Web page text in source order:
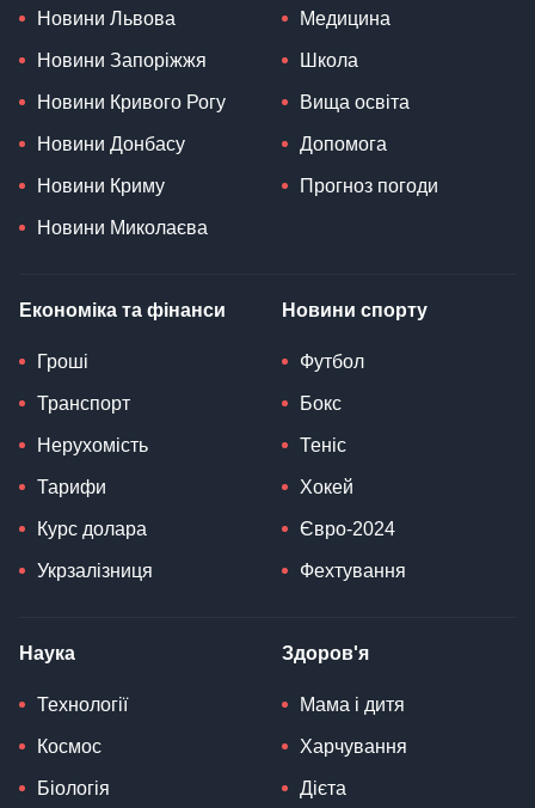
Новини Львова
Новини Запоріжжя
Новини Кривого Рогу
Новини Донбасу
Новини Криму
Новини Миколаєва
Медицина
Школа
Вища освіта
Допомога
Прогноз погоди
Економіка та фінанси
Гроші
Транспорт
Нерухомість
Тарифи
Курс долара
Укрзалізниця
Новини спорту
Футбол
Бокс
Теніс
Хокей
Євро-2024
Фехтування
Наука
Технології
Космос
Біологія
Здоров'я
Мама і дитя
Харчування
Дієта